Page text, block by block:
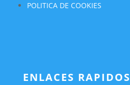
POLITICA DE COOKIES
ENLACES RAPIDOS